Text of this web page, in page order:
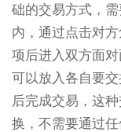
础的交易方式，
内，通过点击对
项后进入双方面
可以放入各自要
后完成交易，这
换，不需要通过